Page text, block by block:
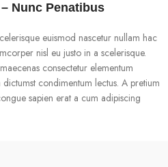
Nunc Penatibus
euismod nascetur nullam hac
nisl eu justo in a scelerisque.
consectetur elementum
condimentum lectus. A pretium
sapien erat a cum adipiscing